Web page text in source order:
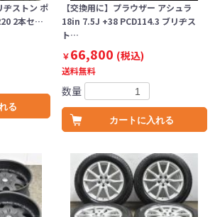
ヂストン ポ
2本セ…
る
【交換用に】プラウザー アシュラ
18in 7.5J +38 PCD114.3 ブリヂス
ト…
￥66,800 (税込)
送料無料
数量
カートに入れる